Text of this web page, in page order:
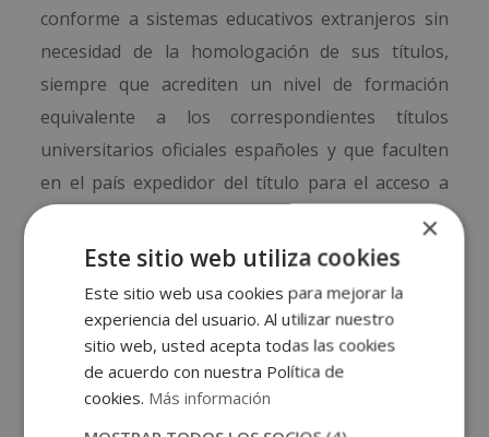
conforme a sistemas educativos extranjeros sin
necesidad de la homologación de sus títulos,
siempre que acrediten un nivel de formación
equivalente a los correspondientes títulos
universitarios oficiales españoles y que faculten
en el país expedidor del título para el acceso a
enseñanzas que así lo requieran.
Los estudiantes que quieran matricularse a este
máster deben entregar previamente una
compulsadade su titulación universitaria.
Certificación
×
Este sitio web utiliza cookies
Este sitio web usa cookies para mejorar la
experiencia del usuario. Al utilizar nuestro
sitio web, usted acepta todas las cookies
de acuerdo con nuestra Política de
cookies. Más información